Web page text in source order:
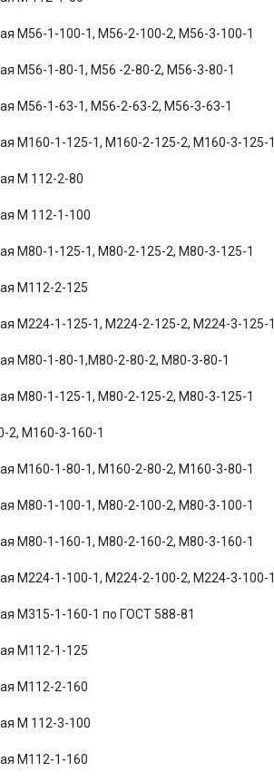
М56-1-100-1, М56-2-100-2, М56-3-100-1
М56-1-80-1, М56 -2-80-2, М56-3-80-1
М56-1-63-1, М56-2-63-2, М56-3-63-1
М160-1-125-1, М160-2-125-2, М160-3-125-1
М 112-2-80
М 112-1-100
М80-1-125-1, М80-2-125-2, М80-3-125-1
М112-2-125
М224-1-125-1, М224-2-125-2, М224-3-125-1
М80-1-80-1,М80-2-80-2, М80-3-80-1
М80-1-125-1, М80-2-125-2, М80-3-125-1
2, М160-3-160-1
М160-1-80-1, М160-2-80-2, М160-3-80-1
М80-1-100-1, М80-2-100-2, М80-3-100-1
М80-1-160-1, М80-2-160-2, М80-3-160-1
М224-1-100-1, М224-2-100-2, М224-3-100-1
М315-1-160-1 по ГОСТ 588-81
М112-1-125
М112-2-160
М 112-3-100
М112-1-160